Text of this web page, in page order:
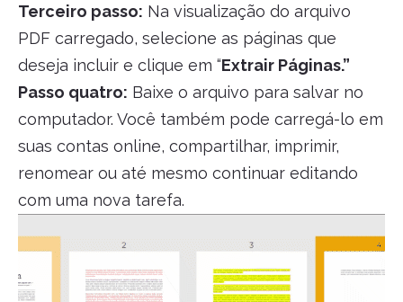
Terceiro passo: Na visualização do arquivo
PDF carregado, selecione as páginas que
deseja incluir e clique em “Extrair Páginas.”
Passo quatro: Baixe o arquivo para salvar no
computador. Você também pode carregá-lo em
suas contas online, compartilhar, imprimir,
renomear ou até mesmo continuar editando
com uma nova tarefa.